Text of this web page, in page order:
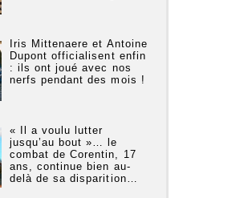
Iris Mittenaere et Antoine
Dupont officialisent enfin
: ils ont joué avec nos
nerfs pendant des mois !
« Il a voulu lutter
jusqu’au bout »… le
combat de Corentin, 17
ans, continue bien au-
delà de sa disparition…